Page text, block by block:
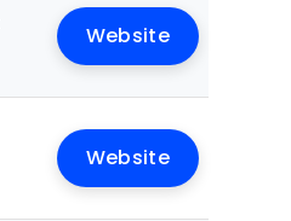
Website
Website